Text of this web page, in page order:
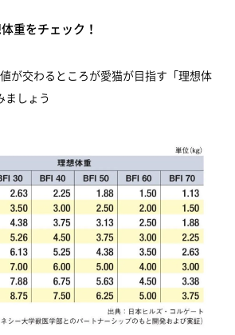
重をチェック！
が交わるところが愛猫が目指す「理想体
ましょう